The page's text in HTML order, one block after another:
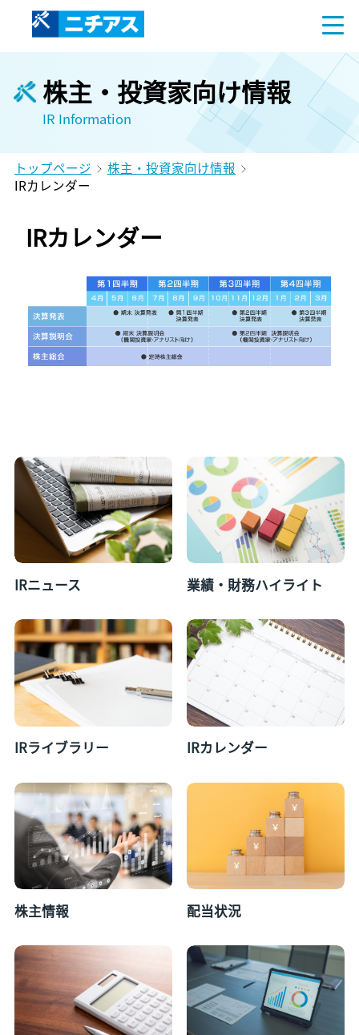
株主・投資家向け情報
IR Information
トップページ
株主・投資家向け情報
IRカレンダー
IRカレンダー
IRニュース 業績・財務ハイライト
IRライブラリー IRカレンダー
株主情報 配当状況